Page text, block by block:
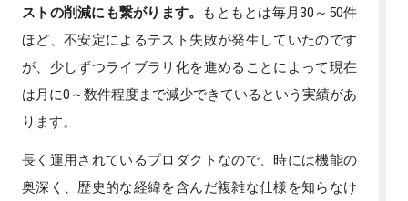
ストの削減にも繋がります。 もともとは毎月30～50件
ほど、不安定によるテスト失敗が発生していたのです
が、少しずつライブラリ化を進めることによって現在
は月に0～数件程度まで減少できているという実績があ
ります。
長く運用されているプロダクトなので、時には機能の
奥深く、歴史的な経緯を含んだ複雑な仕様を知らなけ